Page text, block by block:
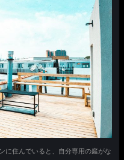
に住んでいると、自分専用の庭がな